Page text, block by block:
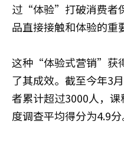
过“体验”打破消费者
品直接接触和体验的重
这种“体验式营销”获
了其成效。截至今年3
者累计超过3000人，
度调查平均得分为4.9分